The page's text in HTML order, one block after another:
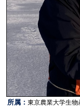
所属： 東京農業大学生